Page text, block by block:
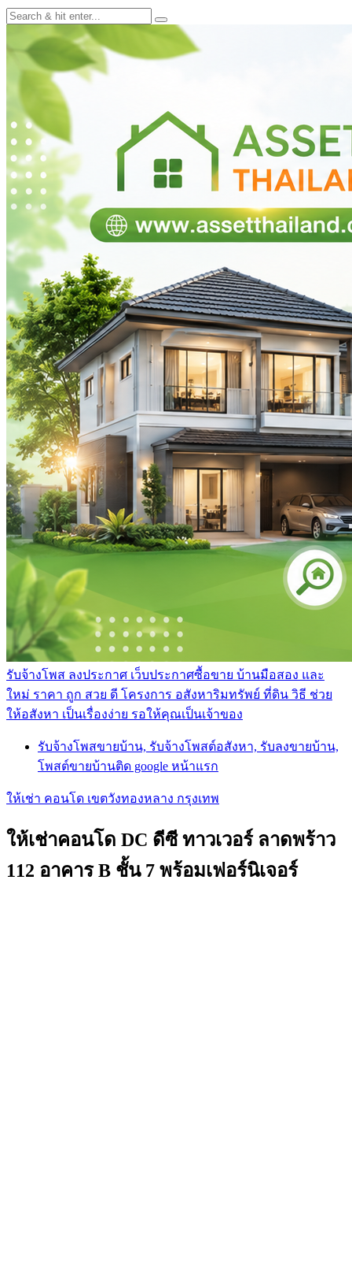
รับจ้างโพส ลงประกาศ เว็บประกาศซื้อขาย บ้านมือสอง และ
ใหม่ ราคา ถูก สวย ดี โครงการ อสังหาริมทรัพย์ ที่ดิน วิธี ช่วย
ให้อสังหา เป็นเรื่องง่าย รอให้คุณเป็นเจ้าของ
รับจ้างโพสขายบ้าน, รับจ้างโพสต์อสังหา, รับลงขายบ้าน,
โพสต์ขายบ้านติด google หน้าแรก
ให้เช่า คอนโด เขตวังทองหลาง กรุงเทพ
ให้เช่าคอนโด DC ดีซี ทาวเวอร์ ลาดพร้าว
112 อาคาร B ชั้น 7 พร้อมเฟอร์นิเจอร์